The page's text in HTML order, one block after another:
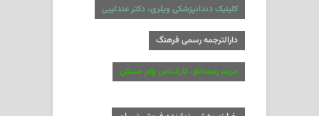
کلینیک دندانپزشکی ویلری، دکتر عندلیبی
دارالترجمه رسمی فرهنگ
مریم رمضانلو، کارشناس وام مسکن